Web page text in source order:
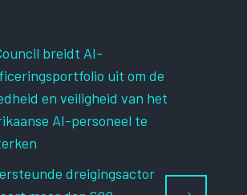
breidt AI-
uit om de
en veiligheid van het
AI-personeel te
dreigingsactor